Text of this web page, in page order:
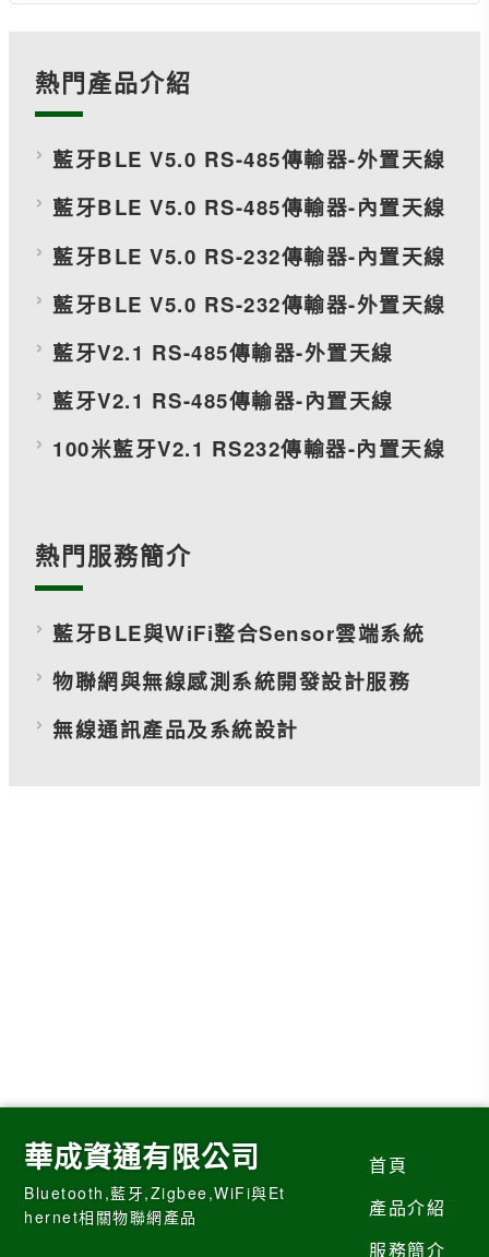
熱門產品介紹
藍牙BLE V5.0 RS-485傳輸器-外置天線
藍牙BLE V5.0 RS-485傳輸器-內置天線
藍牙BLE V5.0 RS-232傳輸器-內置天線
藍牙BLE V5.0 RS-232傳輸器-外置天線
藍牙V2.1 RS-485傳輸器-外置天線
藍牙V2.1 RS-485傳輸器-內置天線
100米藍牙V2.1 RS232傳輸器-內置天線
熱門服務簡介
藍牙BLE與WiFi整合Sensor雲端系統
物聯網與無線感測系統開發設計服務
無線通訊產品及系統設計
華成資通有限公司
Bluetooth,藍牙,Zigbee,WiFi與Et
hernet相關物聯網產品
首頁
產品介紹
服務簡介